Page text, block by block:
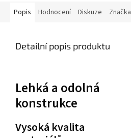
Popis Hodnocení Diskuze Značka
Detailní popis produktu
Lehká a odolná
konstrukce
Vysoká kvalita